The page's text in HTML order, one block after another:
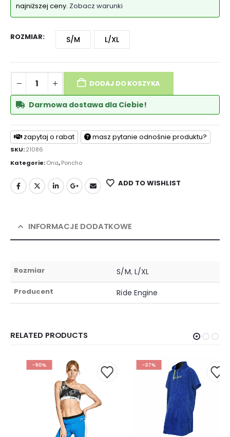
najniższej ceny. Zobacz warunki
ROZMIAR S/M L/XL
DODAJ DO KOSZYKA
Darmowa dostawa dla Ciebie!
zapytaj o rabat masz pytanie odnośnie produktu?
SKU:21086
Kategorie:Ona,Poncho
ADD TO WISHLIST
INFORMACJE DODATKOWE
Rozmiar S/M, L/XL
Producent Ride Engine
RELATED PRODUCTS
-90% -37%